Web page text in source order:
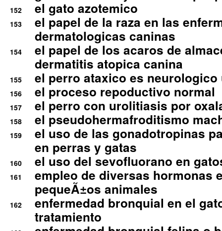
152 el gato azotemico
153
el papel de la raza en las
dermatologicas caninas
154
el papel de los acaros de
dermatitis atopica canina
155 el perro ataxico es
156 el proceso repoductivo normal
157 el perro con urolitiasis por
158 el pseudohermafroditismo
159
el uso de las gonadotropinas
en perras y gatas
160 el uso del sevofluorano en
161
empleo de diversas hormonas
pequeÃ±os animales
162
enfermedad bronquial en el
tratamiento